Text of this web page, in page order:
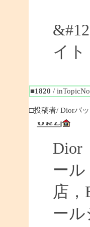
イ
■1820 /
□投稿者/ Diorバ
Dior
ール
店
ー